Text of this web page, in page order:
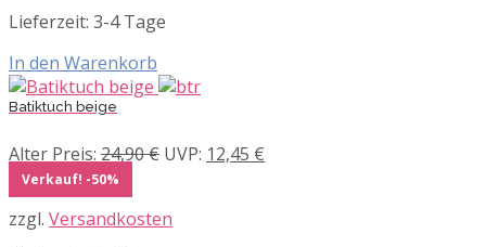
Lieferzeit: 3-4 Tage
In den Warenkorb
Batiktuch beige
Alter Preis: 24,90€ Ursprünglicher
24,90 €
UVP: 12,45 €
Verkauf! -50%
zzgl. Versandkosten